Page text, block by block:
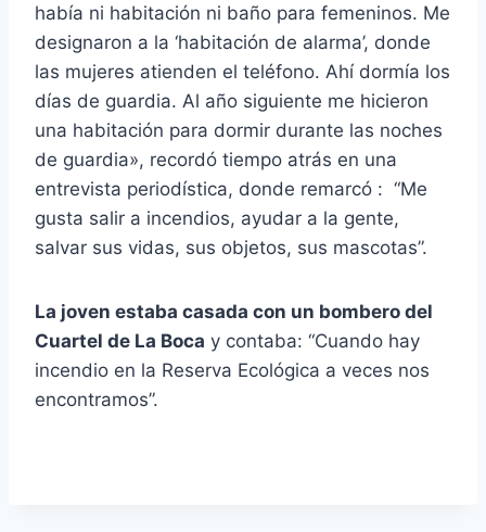
había ni habitación ni baño para femeninos. Me
designaron a la ‘habitación de alarma’, donde
las mujeres atienden el teléfono. Ahí dormía los
días de guardia. Al año siguiente me hicieron
una habitación para dormir durante las noches
de guardia», recordó tiempo atrás en una
entrevista periodística, donde remarcó : “Me
gusta salir a incendios, ayudar a la gente,
salvar sus vidas, sus objetos, sus mascotas”.
La joven estaba casada con un bombero del
Cuartel de La Boca y contaba: “Cuando hay
incendio en la Reserva Ecológica a veces nos
encontramos”.